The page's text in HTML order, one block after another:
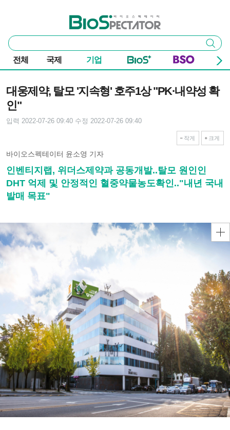
바이오스펙테이터
통
합
검
색
검색
전체 국제 기업
대웅제약, 탈모 '지속형' 호주1상 "PK·내약성 확
인"
입력 2022-07-26 09:40 수정 2022-07-26 09:40
작게 크게
바이오스펙테이터 윤소영 기자
인벤티지랩, 위더스제약과 공동개발..탈모 원인인
DHT 억제 및 안정적인 혈중약물농도확인.."내년 국내
발매 목표"